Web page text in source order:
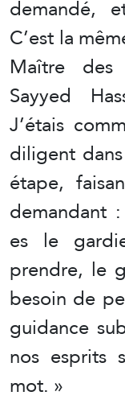
demandé,
C’est la
Maître
Sayyed
J’étais
diligent
étape,
demandant
es le
prendre, le
besoin de
guidance
nos esprits
mot. »